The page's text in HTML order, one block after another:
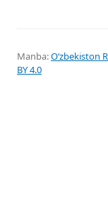
Manba:Oʻzbekiston
BY 4.0